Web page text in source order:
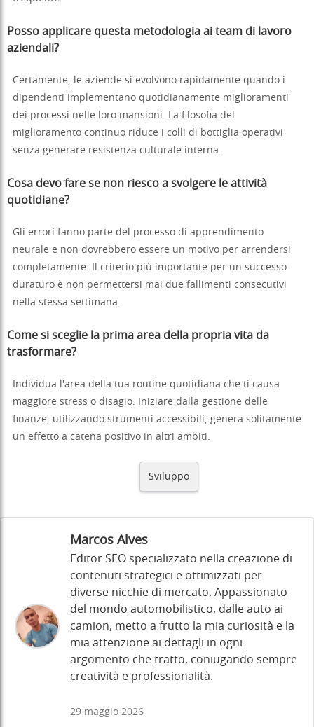
Posso applicare questa metodologia ai team di lavoro
aziendali?
Certamente, le aziende si evolvono rapidamente quando i
dipendenti implementano quotidianamente miglioramenti
dei processi nelle loro mansioni. La filosofia del
miglioramento continuo riduce i colli di bottiglia operativi
senza generare resistenza culturale interna.
Cosa devo fare se non riesco a svolgere le attività
quotidiane?
Gli errori fanno parte del processo di apprendimento
neurale e non dovrebbero essere un motivo per arrendersi
completamente. Il criterio più importante per un successo
duraturo è non permettersi mai due fallimenti consecutivi
nella stessa settimana.
Come si sceglie la prima area della propria vita da
trasformare?
Individua l'area della tua routine quotidiana che ti causa
maggiore stress o disagio. Iniziare dalla gestione delle
finanze, utilizzando strumenti accessibili, genera solitamente
un effetto a catena positivo in altri ambiti.
Sviluppo
Marcos Alves
Editor SEO specializzato nella creazione di
contenuti strategici e ottimizzati per
diverse nicchie di mercato. Appassionato
del mondo automobilistico, dalle auto ai
camion, metto a frutto la mia curiosità e la
mia attenzione ai dettagli in ogni
argomento che tratto, coniugando sempre
creatività e professionalità.
29 maggio 2026